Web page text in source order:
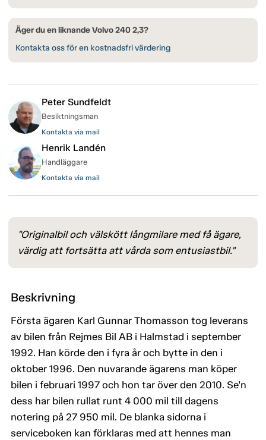
Äger du en liknande Volvo 240 2,3?
Kontakta oss för en kostnadsfri värdering
Peter Sundfeldt
Besiktningsman
Kontakta via mail
Henrik Landén
Handläggare
Kontakta via mail
"Originalbil och välskött långmilare med få ägare,
värdig att fortsätta att vårda som entusiastbil."
Beskrivning
Första ägaren Karl Gunnar Thomasson tog leverans
av bilen från Rejmes Bil AB i Halmstad i september
1992. Han körde den i fyra år och bytte in den i
oktober 1996. Den nuvarande ägarens man köper
bilen i februari 1997 och hon tar över den 2010. Se'n
dess har bilen rullat runt 4 000 mil till dagens
notering på 27 950 mil. De blanka sidorna i
serviceboken kan förklaras med att hennes man